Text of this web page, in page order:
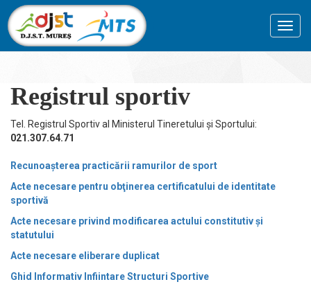
Registrul sportiv
Tel. Registrul Sportiv al Ministerul Tineretului și Sportului:
021.307.64.71
Recunoașterea practicării ramurilor de sport
Acte necesare pentru obţinerea certificatului de identitate
sportivă
Acte necesare privind modificarea actului constitutiv și
statutului
Acte necesare eliberare duplicat
Ghid Informativ Infiintare Structuri Sportive